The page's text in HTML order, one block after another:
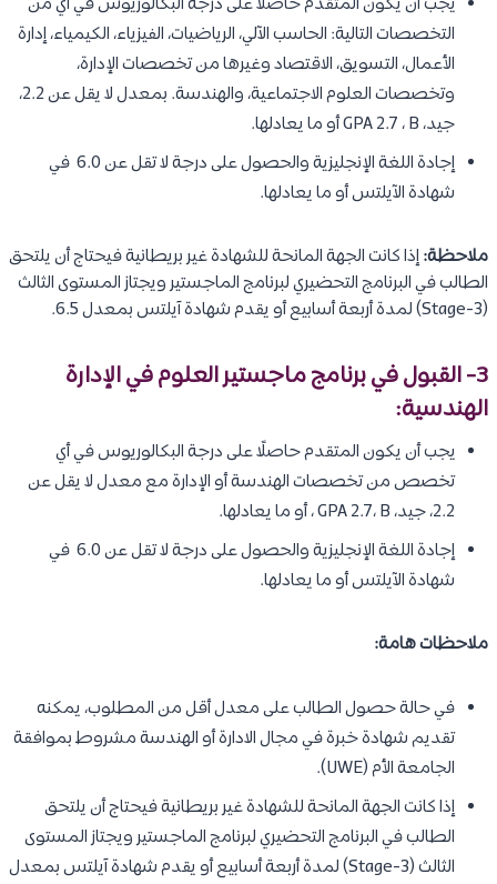
يجب أن يكون المتقدم حاصلًا على درجة البكالوريوس في أي من
التخصصات التالية: الحاسب الآلي، الرياضيات، الفيزياء، الكيمياء، إدارة
الأعمال، التسويق، الاقتصاد وغيرها من تخصصات الإدارة،
وتخصصات العلوم الاجتماعية، والهندسة. بمعدل لا يقل عن 2.2،
جيد، GPA 2.7 ، B أو ما يعادلها.
إجادة اللغة الإنجليزية والحصول على درجة لا تقل عن 6.0 في
شهادة الآيلتس أو ما يعادلها.
ملاحظة:إذا كانت الجهة المانحة للشهادة غير بريطانية فيحتاج أن يلتحق
الطالب في البرنامج التحضيري لبرنامج الماجستير ويجتاز المستوى الثالث
(Stage-3) لمدة أربعة أسابيع أو يقدم شهادة آيلتس بمعدل 6.5.
3- القبول في برنامج ماجستير العلوم في الإدارة
الهندسية:
يجب أن يكون المتقدم حاصلًا على درجة البكالوريوس في أي
تخصص من تخصصات الهندسة أو الإدارة مع معدل لا يقل عن
2.2، جيد، GPA 2.7، B ، أو ما يعادلها.
إجادة اللغة الإنجليزية والحصول على درجة لا تقل عن 6.0 في
شهادة الآيلتس أو ما يعادلها.
ملاحظات هامة:
في حالة حصول الطالب على معدل أقل من المطلوب، يمكنه
تقديم شهادة خبرة في مجال الادارة أو الهندسة مشروط بموافقة
الجامعة الأم (UWE).
إذا كانت الجهة المانحة للشهادة غير بريطانية فيحتاج أن يلتحق
الطالب في البرنامج التحضيري لبرنامج الماجستير ويجتاز المستوى
الثالث (Stage-3) لمدة أربعة أسابيع أو يقدم شهادة آيلتس بمعدل